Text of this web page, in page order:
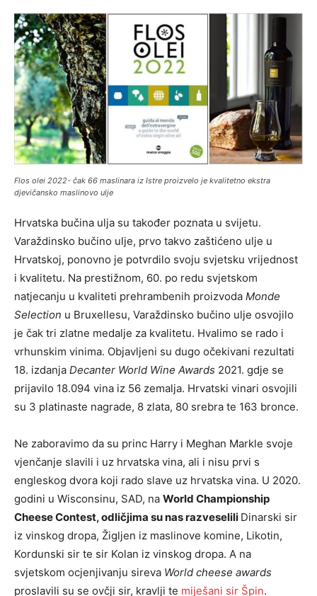
Flos olei 2022- čak 66 maslinara iz Istre proizvelo je kvalitetno ekstra
djevičansko maslinovo ulje
Hrvatska bučina ulja su također poznata u svijetu.
Varaždinsko bučino ulje, prvo takvo zaštićeno ulje u
Hrvatskoj, ponovno je potvrdilo svoju svjetsku vrijednost
i kvalitetu. Na prestižnom, 60. po redu svjetskom
natjecanju u kvaliteti prehrambenih proizvoda Monde
Selection u Bruxellesu, Varaždinsko bučino ulje osvojilo
je čak tri zlatne medalje za kvalitetu. Hvalimo se rado i
vrhunskim vinima. Objavljeni su dugo očekivani rezultati
18. izdanja Decanter World Wine Awards 2021. gdje se
prijavilo 18.094 vina iz 56 zemalja. Hrvatski vinari osvojili
su 3 platinaste nagrade, 8 zlata, 80 srebra te 163 bronce.
Ne zaboravimo da su princ Harry i Meghan Markle svoje
vjenčanje slavili i uz hrvatska vina, ali i nisu prvi s
engleskog dvora koji rado slave uz hrvatska vina. U 2020.
godini u Wisconsinu, SAD, na World Championship
Cheese Contest, odličjima su nas razveselili Dinarski sir
iz vinskog dropa, Žigljen iz maslinove komine, Likotin,
Kordunski sir te sir Kolan iz vinskog dropa. A na
svjetskom ocjenjivanju sireva World cheese awards
proslavili su se ovčji sir, kravlji te miješani sir Špin.